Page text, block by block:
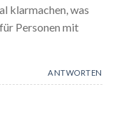
klarmachen, was
Personen mit
ANTWORTEN